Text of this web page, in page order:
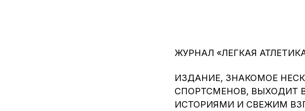
ИЗДАНИЕ, ЗНАКОМОЕ
СПОРТСМЕНОВ, ВЫХОДИТ
ИСТОРИЯМИ И СВЕЖИМ
ЖУРНАЛ «ЛЕГКАЯ